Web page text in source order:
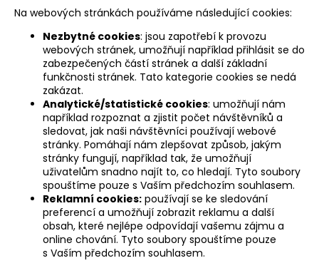
Na webových stránkách používáme následující cookies:
Nezbytné cookies: jsou zapotřebí k provozu
webových stránek, umožňují například přihlásit se do
zabezpečených částí stránek a další základní
funkčnosti stránek. Tato kategorie cookies se nedá
zakázat.
Analytické/statistické cookies: umožňují nám
například rozpoznat a zjistit počet návštěvníků a
sledovat, jak naši návštěvníci používají webové
stránky. Pomáhají nám zlepšovat způsob, jakým
stránky fungují, například tak, že umožňují
uživatelům snadno najít to, co hledají. Tyto soubory
spouštíme pouze s Vaším předchozím souhlasem.
Reklamní cookies: používají se ke sledování
preferencí a umožňují zobrazit reklamu a další
obsah, které nejlépe odpovídají vašemu zájmu a
online chování. Tyto soubory spouštíme pouze
s Vaším předchozím souhlasem.